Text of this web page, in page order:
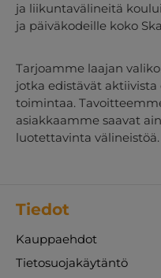
ja liikuntavälineitä
ja päiväkodeille koko
Tarjoamme laajan
jotka edistävät aktiivista
toimintaa.
asiakkaamme saavat
luotettavinta välineistöä.
Tiedot
Kauppaehdot
Tietosuojakäytäntö